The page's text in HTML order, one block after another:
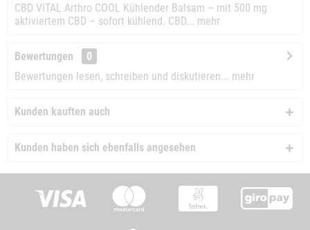
CBD VITAL Arthro COOL Kühlender Balsam – mit 500 mg
aktiviertem CBD – sofort kühlend. CBD... mehr
Bewertungen
0
Bewertungen lesen, schreiben und diskutieren... mehr
Kunden kauften auch
Kunden haben sich ebenfalls angesehen